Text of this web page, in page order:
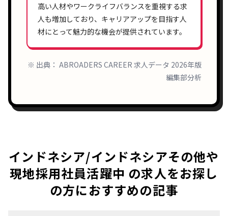
高い人材やワークライフバランスを重視する求
人も増加しており、 キャリアアップを目指す人
材にとって魅力的な機会が提供されています。
※ 出典： ABROADERS CAREER 求人データ 2026年版
編集部分析
インドネシア/インドネシアその他や
現地採用社員活躍中 の求人をお探し
の方におすすめの記事